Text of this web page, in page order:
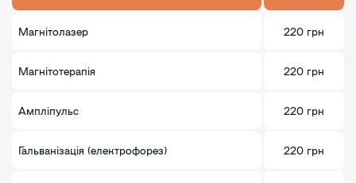
Магнітолазер 220 грн
Магнітотерапія 220 грн
Ампліпульс 220 грн
Гальванізація (електрофорез) 220 грн